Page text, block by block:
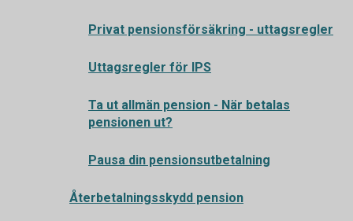
Privat pensionsförsäkring - uttagsregler
Uttagsregler för IPS
Ta ut allmän pension - När betalas
pensionen ut?
Pausa din pensionsutbetalning
Återbetalningsskydd pension